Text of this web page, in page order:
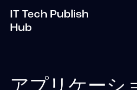
IT Tech Publish
Hub